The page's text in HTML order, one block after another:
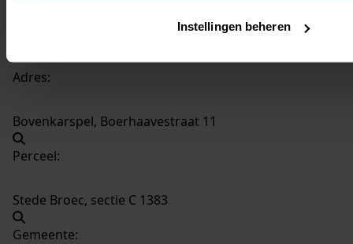
Instellingen beheren
Adres:
Bovenkarspel, Boerhaavestraat 11
Perceel:
Stede Broec, sectie C 1383
Gemeente: